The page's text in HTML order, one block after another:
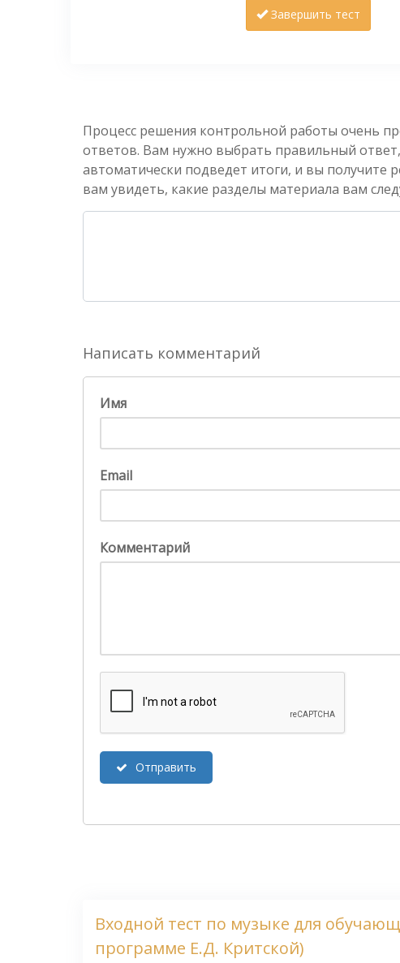
Завершить тест
Процесс решения контрольной работы очень
ответов. Вам нужно выбрать правильный
автоматически подведет итоги, и вы
вам увидеть, какие разделы материала вам
Написать комментарий
Имя
Email
Комментарий
Отправить
Входной тест по музыке для
программе Е.Д. Критской)